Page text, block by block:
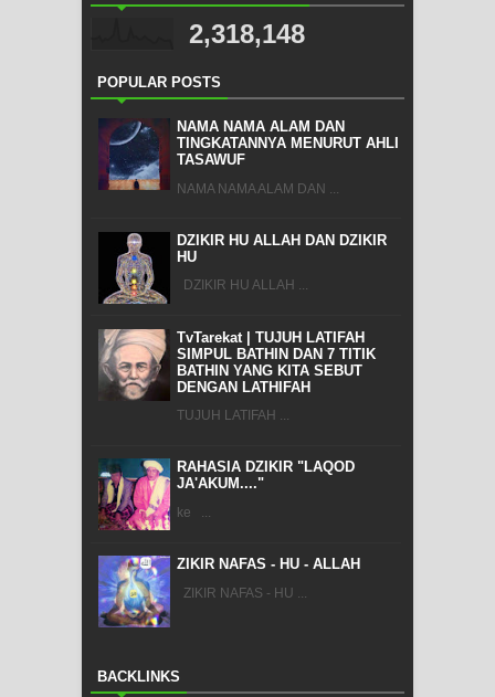
2,318,148
POPULAR POSTS
NAMA NAMA ALAM DAN
TINGKATANNYA MENURUT AHLI
TASAWUF
NAMA NAMA ALAM DAN ...
DZIKIR HU ALLAH DAN DZIKIR
HU
DZIKIR HU ALLAH ...
TvTarekat | TUJUH LATIFAH
SIMPUL BATHIN DAN 7 TITIK
BATHIN YANG KITA SEBUT
DENGAN LATHIFAH
TUJUH LATIFAH ...
RAHASIA DZIKIR "LAQOD
JA'AKUM...."
ke ...
ZIKIR NAFAS - HU - ALLAH
ZIKIR NAFAS - HU ...
BACKLINKS